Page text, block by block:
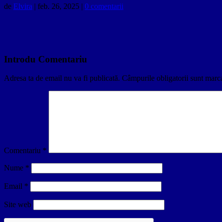
de Elvira | feb. 26, 2025 | 0 comentarii
Introdu Comentariu
Adresa ta de email nu va fi publicată. Câmpurile obligatorii sunt
Comentariu *
Nume *
Email *
Site web